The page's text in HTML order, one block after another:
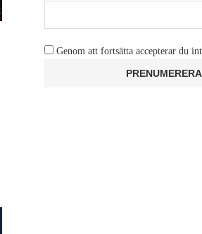
Genom att fortsätta accepterar du